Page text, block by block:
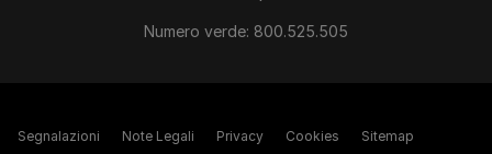
Numero verde: 800.525.505
Segnalazioni Note Legali Privacy Cookies Sitemap